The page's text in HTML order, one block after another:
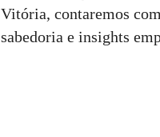
Vitória, contaremos
sabedoria e insights